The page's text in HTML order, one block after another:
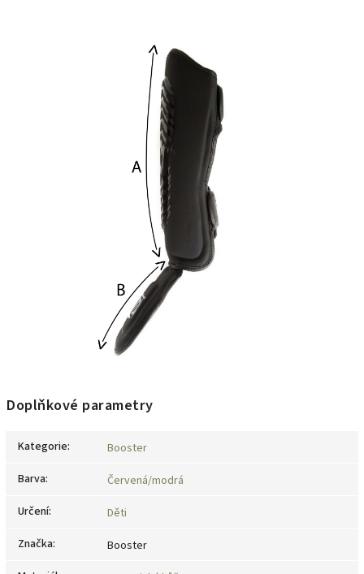
Doplňkové parametry
Kategorie:
Booster
Barva:
Červená/modrá
Určení:
Děti
Značka:
Booster